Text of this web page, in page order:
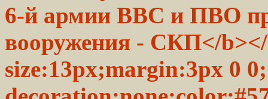
6-й армии ВВС и ПВО
вооружения - СКП</
size:13px;margin:3px 0